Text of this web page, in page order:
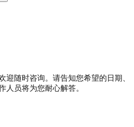
迎随时咨询。请告知您希望的日期、
人员将为您耐心解答。